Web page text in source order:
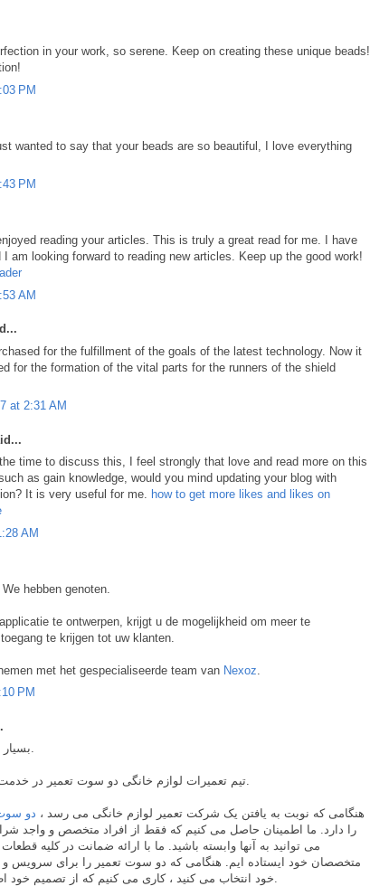
in your work, so serene. Keep on creating these unique beads!
PM
wanted to say that your beads are so beautiful, I love everything
PM
reading your articles. This is truly a great read for me. I have
I am looking forward to reading new articles. Keep up the good work!
AM
for the fulfillment of the goals of the latest technology. Now it
for the formation of the vital parts for the runners of the shield
at 2:31 AM
time to discuss this, I feel strongly that love and read more on this
as gain knowledge, would you mind updating your blog with
It is very useful for me. how to get more likes and likes on
AM
hebben genoten.
te ontwerpen, krijgt u de mogelijkheid om meer te
te krijgen tot uw klanten.
met het gespecialiseerde team van Nexoz
PM
بسیار عالی بود. متشکریم.
تیم تعمیرات لوازم خانگی دو سوت تعمیر در خدمت گذاری حاضر است.
هنگامی که نوبت به یافتن یک شرکت تعمیر لوازم خانگی می رسد ، دو
را دارد. ما اطمینان حاصل می کنیم که فقط از افراد متخصص و واجد
می توانید به آنها وابسته باشید. ما با ارائه ضمانت در کلیه
متخصصان خود ایستاده ایم. هنگامی که دو سوت تعمیر را برای سرویس و
خود انتخاب می کنید ، کاری می کنیم که از تصمیم خود اطمینان داشته باشید.